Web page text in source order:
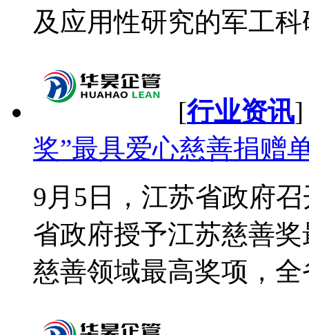
及应用性研究的军工
[行业资讯
奖”最具爱心慈善捐赠
9月5日，江苏省政府
省政府授予江苏慈善
慈善领域最高奖项，